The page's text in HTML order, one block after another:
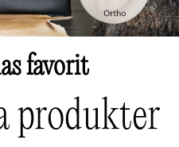
favorit
produkter